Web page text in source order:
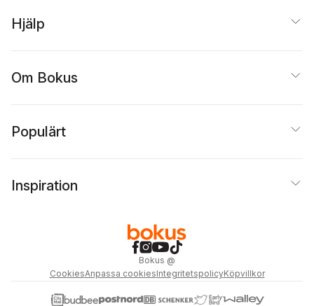
Hjälp
Om Bokus
Populärt
Inspiration
Bokus @
CookiesAnpassa cookiesIntegritetspolicyKöpvillkor